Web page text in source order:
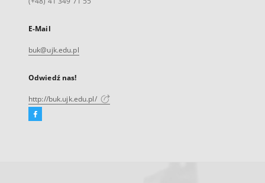
E-Mail
buk@ujk.edu.pl
Odwiedź nas!
http://buk.ujk.edu.pl/
Facebook